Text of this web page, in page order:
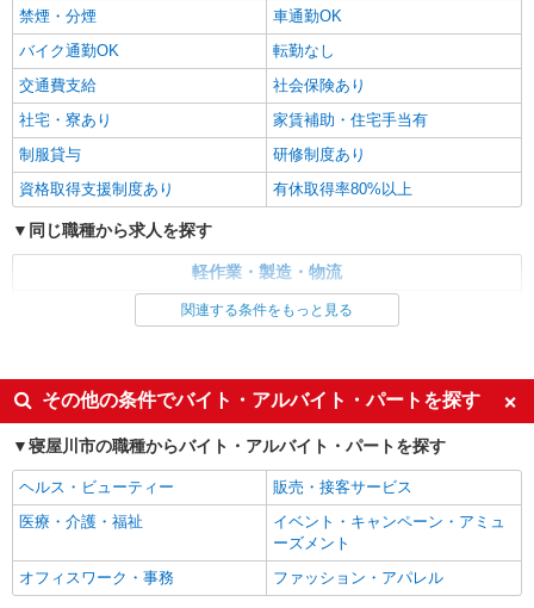
派遣社員
パーソルファクトリーパートナーズ株式会社
加湿器の組立作業（日勤）
時給1250円 ※交通費全額支給（規定あり）
【月収例】18.4万円（20日勤務＋残業20h）
大阪府寝屋川市
キープ
株式会社グロップ 梅田オフィス
［1］リフト免許あり：時給1,500円の場合 時
給1,500円〜1,875円＋交通費全額支給 ＜月収例
×22日⇒255,750円＋残業代＋交通費 ［2］リフト
免許なし：時給1,300円の場合 時給1,300円〜
1,625円＋交通費全額支給 ＜月収例＞ ＊月22日
勤務の場合 時給1,300円×7.75時間×22日⇒221,650
円＋残業代＋交通費 ※1日8時間を超える勤務は時
給25％アップ ※交通費支給規定あり ※給与の希
望日払い制度あり
雇入れ直後：大阪府寝屋川市 変更の範囲：会
社の定める就業場所
キープ 詳細を見る
派遣社員
株式会社グロップ 梅田オフィス
禁煙・分煙
車通勤OK
バイク通勤OK
転勤なし
交通費支給
社会保険あり
社宅・寮あり
家賃補助・住宅手当有
制服貸与
研修制度あり
資格取得支援制度あり
有休取得率80%以上
同じ職種から求人を探す
軽作業・製造・物流
未経験歓迎
車通勤OK
交通費支給
社会保険あり
社宅・寮あり
関連する条件をもっと見る
その他の条件でバイト・アルバイト・パートを探す
寝屋川市の職種からバイト・アルバイト・パートを探す
ヘルス・ビューティー
販売・接客サービス
医療・介護・福祉
イベント・キャンペーン・アミュ
ーズメント
オフィスワーク・事務
ファッション・アパレル